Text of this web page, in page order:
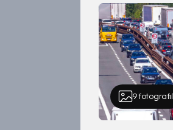
9fotografií